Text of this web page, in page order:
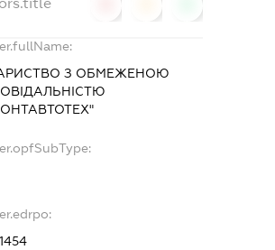
З ОБМЕЖЕНОЮ